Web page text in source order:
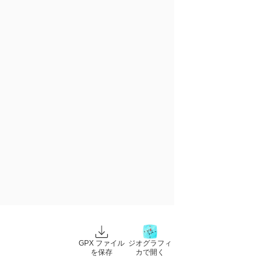
GPX ファイル
を保存
ジオグラフィ
カで開く